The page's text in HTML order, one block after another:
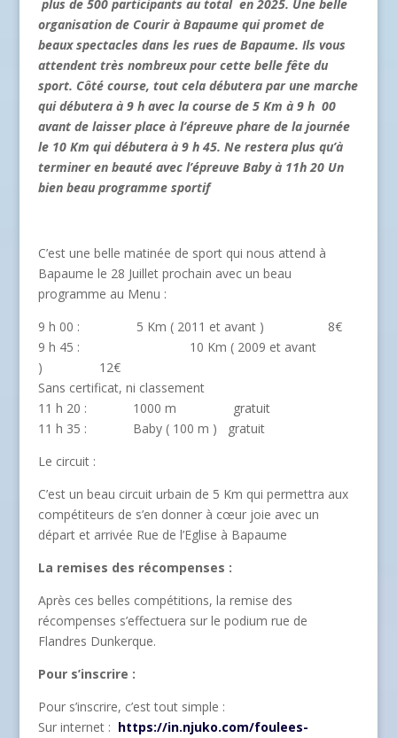
plus de 500 participants au total en 2025. Une belle
organisation de Courir à Bapaume qui promet de
beaux spectacles dans les rues de Bapaume. Ils vous
attendent très nombreux pour cette belle fête du
sport. Côté course, tout cela débutera par une marche
qui débutera à 9 h avec la course de 5 Km à 9 h 00
avant de laisser place à l’épreuve phare de la journée
le 10 Km qui débutera à 9 h 45. Ne restera plus qu’à
terminer en beauté avec l’épreuve Baby à 11h 20 Un
bien beau programme sportif
C’est une belle matinée de sport qui nous attend à
Bapaume le 28 Juillet prochain avec un beau
programme au Menu :
9 h 00 : 5 Km ( 2011 et avant ) 8€
9 h 45 : 10 Km ( 2009 et avant
) 12€
Sans certificat, ni classement
11 h 20 : 1000 m gratuit
11 h 35 : Baby ( 100 m ) gratuit
Le circuit :
C’est un beau circuit urbain de 5 Km qui permettra aux
compétiteurs de s’en donner à cœur joie avec un
départ et arrivée Rue de l’Eglise à Bapaume
La remises des récompenses :
Après ces belles compétitions, la remise des
récompenses s’effectuera sur le podium rue de
Flandres Dunkerque.
Pour s’inscrire :
Pour s’inscrire, c’est tout simple :
Sur internet : https://in.njuko.com/foulees-